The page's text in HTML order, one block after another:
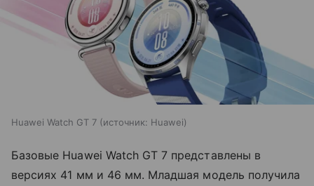
Huawei Watch GT 7 источник: Huawei
Базовые Huawei Watch GT 7 представлены в
версиях 41 мм и 46 мм. Младшая модель получила